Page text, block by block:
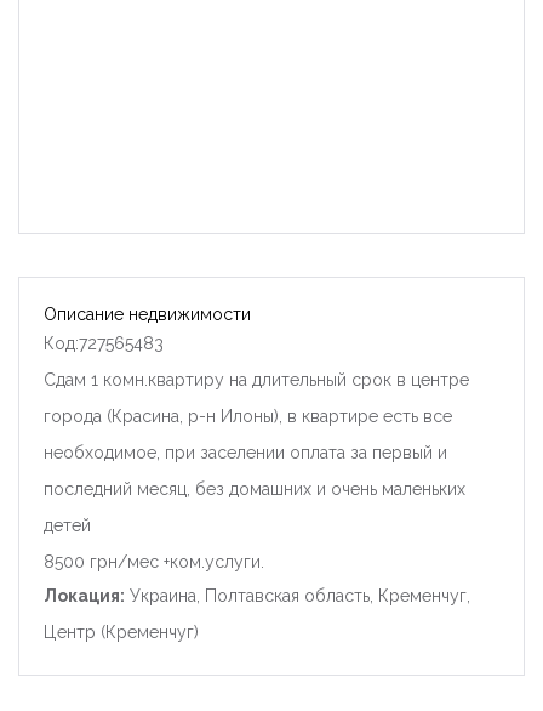
Описание недвижимости
Код:727565483
Сдам 1 комн.квартиру на длительный срок в центре
города (Красина, р-н Илоны), в квартире есть все
необходимое, при заселении оплата за первый и
последний месяц, без домашних и очень маленьких
детей
8500 грн/мес +ком.услуги.
Локация: Украина, Полтавская область, Кременчуг,
Центр (Кременчуг)